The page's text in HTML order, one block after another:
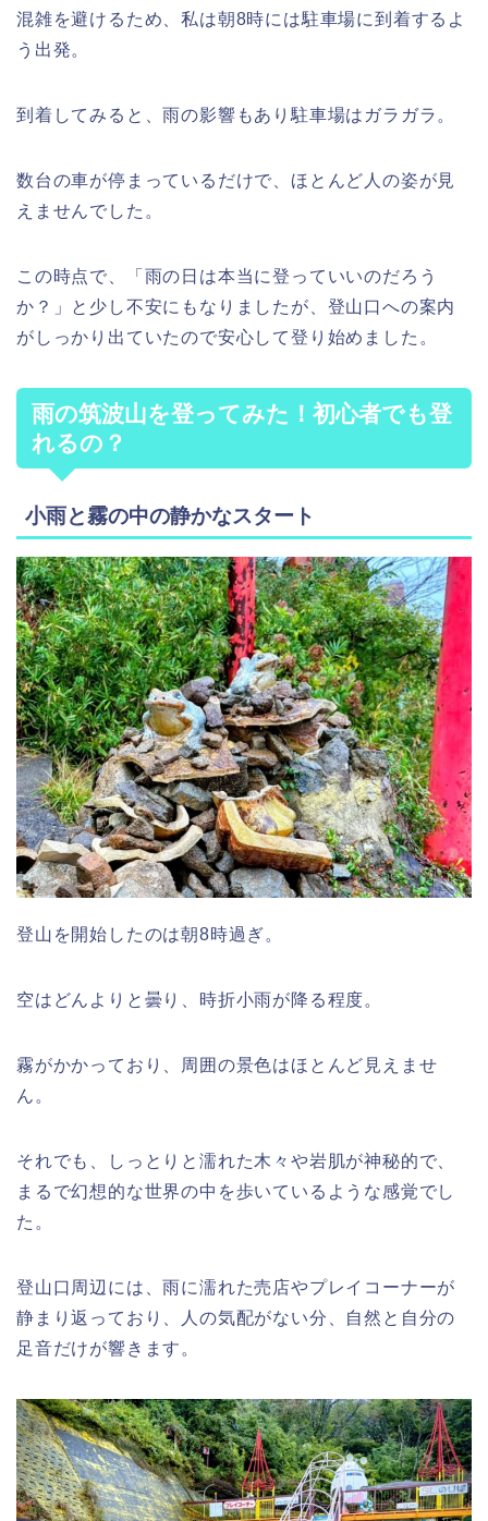
混雑を避けるため、私は朝8時には駐車場に到着するよ
う出発。
到着してみると、雨の影響もあり駐車場はガラガラ。
数台の車が停まっているだけで、ほとんど人の姿が見
えませんでした。
この時点で、「雨の日は本当に登っていいのだろう
か？」と少し不安にもなりましたが、登山口への案内
がしっかり出ていたので安心して登り始めました。
雨の筑波山を登ってみた！初心者でも登
れるの？
小雨と霧の中の静かなスタート
登山を開始したのは朝8時過ぎ。
空はどんよりと曇り、時折小雨が降る程度。
霧がかかっており、周囲の景色はほとんど見えませ
ん。
それでも、しっとりと濡れた木々や岩肌が神秘的で、
まるで幻想的な世界の中を歩いているような感覚でし
た。
登山口周辺には、雨に濡れた売店やプレイコーナーが
静まり返っており、人の気配がない分、自然と自分の
足音だけが響きます。